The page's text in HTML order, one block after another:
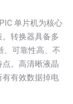
单片机为核心
转换器具备多
、可靠性高、不
。高清晰液晶
有效数据掉电